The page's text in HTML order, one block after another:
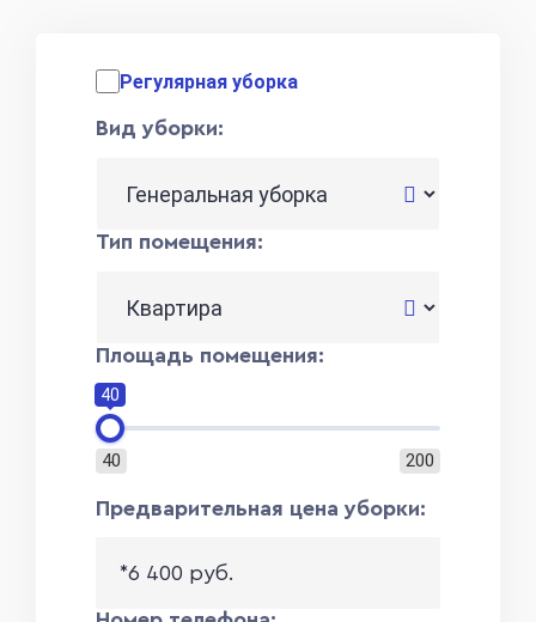
Регулярная уборка
Вид уборки:
Тип помещения:
Площадь помещения:
40 200
40
Предварительная цена уборки:
*6 400 руб.